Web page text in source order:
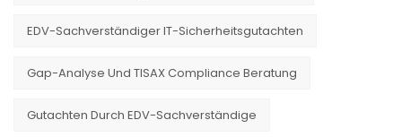
EDV-Sachverständiger IT-Sicherheitsgutachten
Gap-Analyse Und TISAX Compliance Beratung
Gutachten Durch EDV-Sachverständige